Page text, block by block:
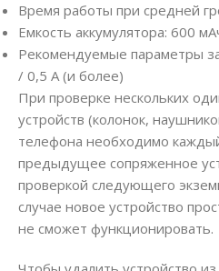
Время работы при средней
Емкость аккумулятора: 600
Рекомендуемые параметры
/ 0,5 А (и более)
При проверке нескольких
устройств (колонок,
телефона необходимо
предыдущее сопряженное
проверкой следующего
случае новое устройство
не сможет функционировать.